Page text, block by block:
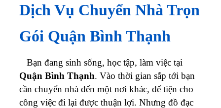
Dịch Vụ Chuyển Nhà Trọn
Gói Quận Bình Thạnh
Bạn đang sinh sống, học tập, làm việc tại
Quận Bình Thạnh. Vào thời gian sắp tới bạn
cần chuyển nhà đến một nơi khác, để tiện cho
công việc đi lại được thuận lợi. Nhưng đồ đạc